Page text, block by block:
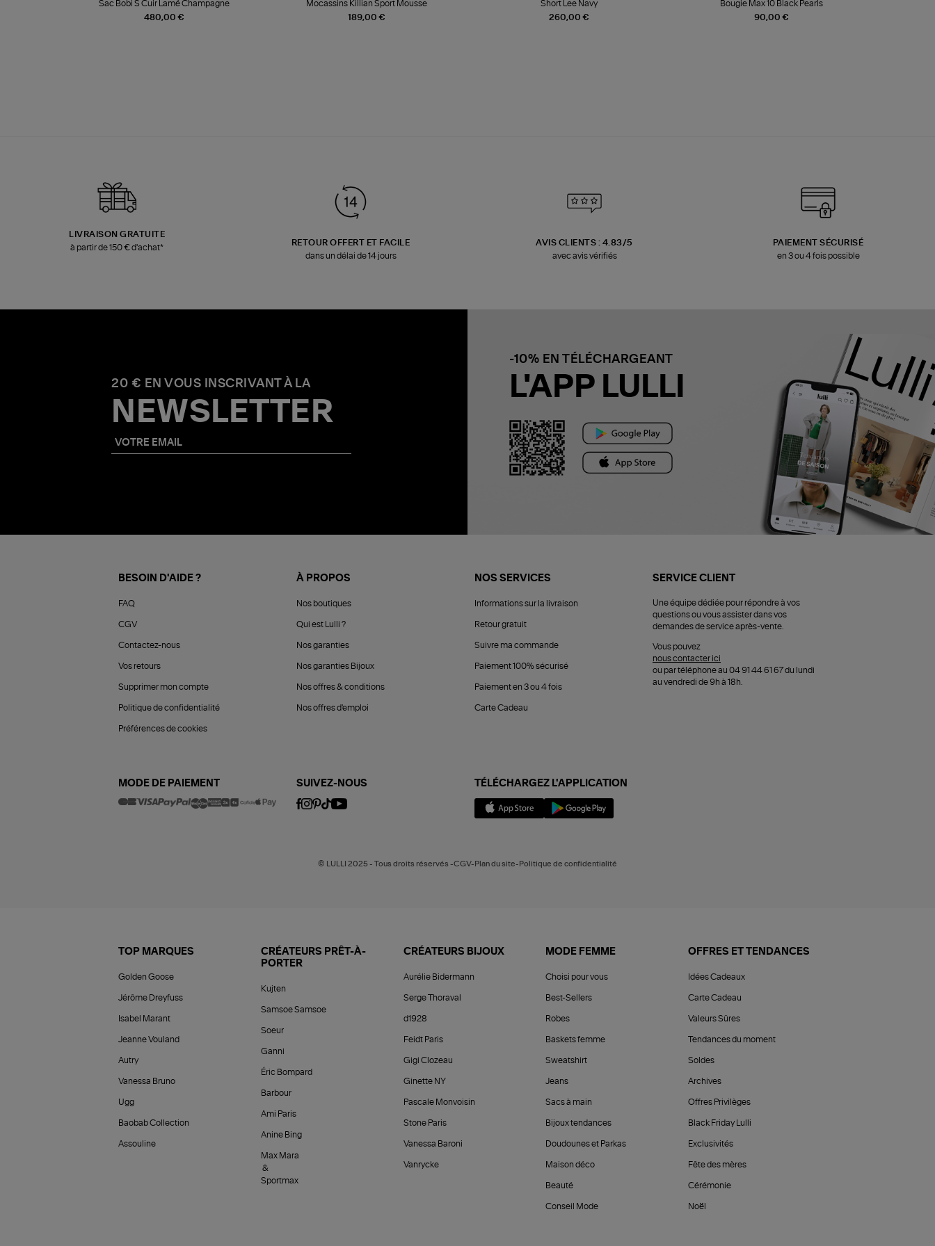
480,00 €
Sac Bobi S Cuir Lamé Champagne
189,00 €
Mocassins Killian Sport Mousse
260,00 €
Short Lee Navy
90,00 €
Bougie Max 10 Black Pearls
LIVRAISON GRATUITE
à partir de 150 € d'achat*
RETOUR OFFERT ET FACILE
dans un délai de 14 jours
AVIS CLIENTS : 4.83/5
avec avis vérifiés
PAIEMENT SÉCURISÉ
en 3 ou 4 fois possible
20 € EN VOUS INSCRIVANT À LA
NEWSLETTER
-10% EN TÉLÉCHARGEANT
L'APP LULLI
BESOIN D'AIDE ?
FAQ
CGV
Contactez-nous
Vos retours
Supprimer mon compte
Politique de confidentialité
Préférences de cookies
À PROPOS
Nos boutiques
Qui est Lulli ?
Nos garanties
Nos garanties Bijoux
Nos offres & conditions
Nos offres d'emploi
NOS SERVICES
Informations sur la livraison
Retour gratuit
Suivre ma commande
Paiement 100% sécurisé
Paiement en 3 ou 4 fois
Carte Cadeau
SERVICE CLIENT
Une équipe dédiée pour répondre à vos
questions ou vous assister dans vos
demandes de service après-vente.
Vous pouvez
nous contacter ici
ou par téléphone au 04 91 44 61 67 du lundi
au vendredi de 9h à 18h.
MODE DE PAIEMENT SUIVEZ-NOUS TÉLÉCHARGEZ L'APPLICATION
© LULLI 2025 - Tous droits réservés -CGV-Plan du site-Politique de confidentialité
TOP MARQUES
Golden Goose
Jérôme Dreyfuss
Isabel Marant
Jeanne Vouland
Autry
Vanessa Bruno
Ugg
Baobab Collection
Assouline
CRÉATEURS PRÊT-À-
PORTER
Kujten
Samsoe Samsoe
Soeur
Ganni
Éric Bompard
Barbour
Ami Paris
Anine Bing
Max Mara
&
Sportmax
CRÉATEURS BIJOUX
Aurélie Bidermann
Serge Thoraval
d1928
Feidt Paris
Gigi Clozeau
Ginette NY
Pascale Monvoisin
Stone Paris
Vanessa Baroni
Vanrycke
MODE FEMME
Choisi pour vous
Best-Sellers
Robes
Baskets femme
Sweatshirt
Jeans
Sacs à main
Bijoux tendances
Doudounes et Parkas
Maison déco
Beauté
Conseil Mode
OFFRES ET TENDANCES
Idées Cadeaux
Carte Cadeau
Valeurs Sûres
Tendances du moment
Soldes
Archives
Offres Privilèges
Black Friday Lulli
Exclusivités
Fête des mères
Cérémonie
Noël